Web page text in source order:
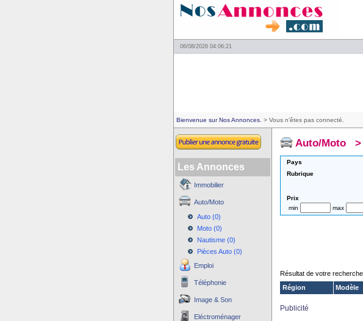
06/08/2026 04:06:21
Bienvenue sur Nos Annonces. > Vous n'êtes pas connecté.
Les Annonces
Immobilier
Auto/Moto
Auto (0)
Moto (0)
Nautisme (0)
Pièces Auto (0)
Emploi
Téléphonie
Image & Son
Eléctroménager
Auto/Moto >
Pays
Rubrique
Prix
min
max
Résultat de votre
Région
Modèle
Publicité